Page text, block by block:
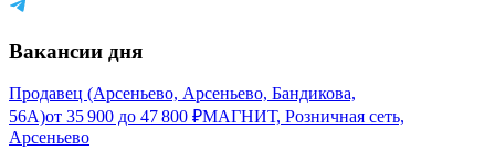
Вакансии дня
Продавец (Арсеньево, Арсеньево, Бандикова,
56А)от 35 900 до 47 800 ₽МАГНИТ, Розничная сеть,
Арсеньево